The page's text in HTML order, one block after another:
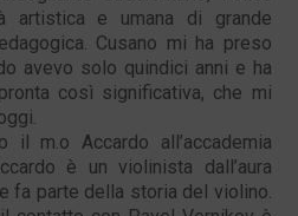
artistica e umana di grande
Cusano mi ha preso
avevo solo quindici anni e ha
così significativa, che mi
il m.o Accardo all’accademia
è un violinista dall’aura
fa parte della storia del violino.